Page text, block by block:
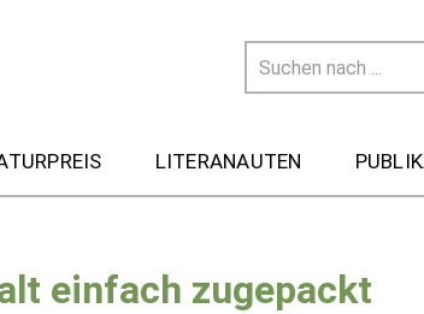
LITERANAUTEN
einfach zugepackt